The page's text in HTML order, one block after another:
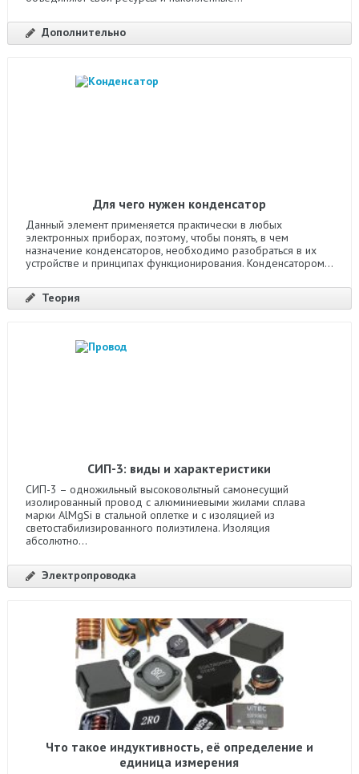
Дополнительно
Для чего нужен конденсатор
Данный элемент применяется практически в любых
электронных приборах, поэтому, чтобы понять, в чем
назначение конденсаторов, необходимо разобраться в их
устройстве и принципах функционирования. Конденсатором...
Теория
СИП-3: виды и характеристики
СИП-3 – одножильный высоковольтный самонесущий
изолированный провод с алюминиевыми жилами сплава
марки AlMgSi в стальной оплетке и с изоляцией из
светостабилизированного полиэтилена. Изоляция
абсолютно...
Электропроводка
Что такое индуктивность, её определение и
единица измерения